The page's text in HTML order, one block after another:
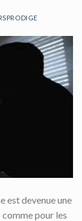
est devenue une
pour les